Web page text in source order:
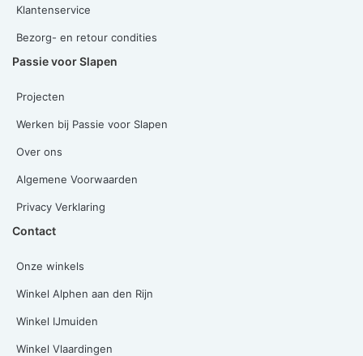
Klantenservice
Bezorg- en retour condities
Passie voor Slapen
Projecten
Werken bij Passie voor Slapen
Over ons
Algemene Voorwaarden
Privacy Verklaring
Contact
Onze winkels
Winkel Alphen aan den Rijn
Winkel IJmuiden
Winkel Vlaardingen